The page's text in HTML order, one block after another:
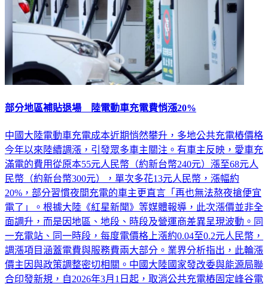
部分地區補貼退場 陸電動車充電費悄漲20%
中國大陸電動車充電成本近期悄然攀升，多地公共充電樁價格
今年以來陸續調漲，引發眾多車主關注。有車主反映，愛車充
滿電的費用從原本55元人民幣（約新台幣240元）漲至68元人
民幣（約新台幣300元），單次多花13元人民幣，漲幅約
20%，部分習慣夜間充電的車主更直言「再也無法熬夜搶便宜
電了」。根據大陸《紅星新聞》等媒體報導，此次漲價並非全
面調升，而是因地區、地段、時段及營運商差異呈現波動。同
一充電站、同一時段，每度電價格上漲約0.04至0.2元人民幣，
調漲項目涵蓋電費與服務費兩大部分。業界分析指出，此輪漲
價主因與政策調整密切相關。中國大陸國家發改委與能源局聯
合印發新規，自2026年3月1日起，取消公共充電樁固定峰谷電